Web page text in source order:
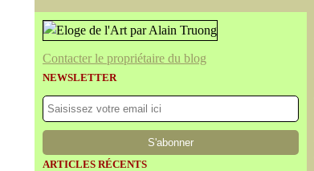
Contacter le propriétaire du blog
NEWSLETTER
ARTICLES RÉCENTS